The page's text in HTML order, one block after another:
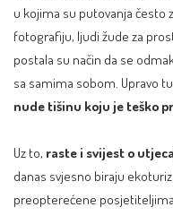
u kojima su putovanja često
fotografiju, ljudi žude za
postala su način da se
sa samima sobom. Upravo
nude tišinu koju je teško
Uz to, raste i svijest o
danas svjesno biraju
preopterećene